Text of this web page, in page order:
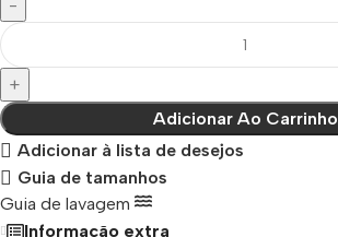
Adicionar Ao Carrinho
Adicionar à lista de desejos
Guia de tamanhos
Guia de lavagem
Informação extra